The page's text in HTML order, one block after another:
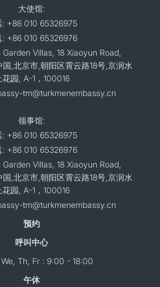
大使馆:
: +86 010 65326975
: +86 010 65326976
Villas, 18 Xiaoyun Road,
,北京市,朝阳区霄云路18号,京润水
花园, A-1，100016
tm@turkmenembassy.cn
领事馆:
: +86 010 65326975
: +86 010 65326976
Villas, 18 Xiaoyun Road,
,北京市,朝阳区霄云路18号,京润水
花园, A-1，100016
tm@turkmenembassy.cn
预约
呼叫中心
Th, Fr : 9:00 - 18:00
午休